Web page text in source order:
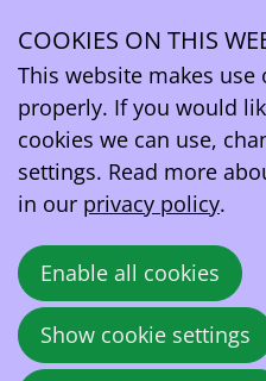
Mobility
The Belgian
Mobility
COOKIES ON THIS
This website makes
properly. If you would
cookies we can use,
settings. Read more
in our privacy policy.
Enable all cookies
Show cookie settings